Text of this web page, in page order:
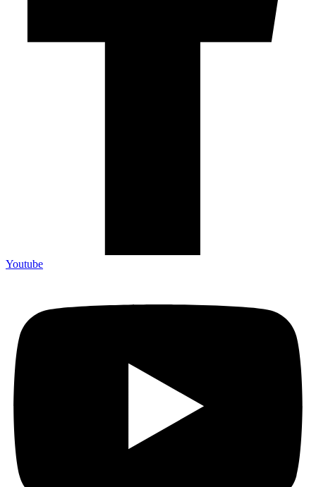
Youtube